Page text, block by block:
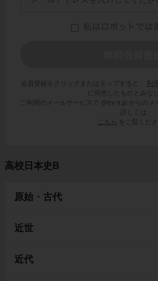
会員登録をクリックまたはタップすると、
利
に同意したものとみな
ご利用のメールサービスで @try-it.jp からのメ
詳しくは
こちら
をご覧くださ
高校日本史B
原始・古代
近世
近代